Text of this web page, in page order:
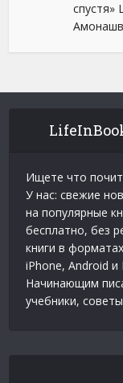
спустя»
Ищете что
У нас: свежие
на популярные
бесплатно, без
книги в
iPhone, Android и
Начинающим
учебники,